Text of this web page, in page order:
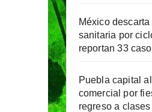
México
sanitaria por
reportan 33
Puebla capital
comercial por
regreso a clases